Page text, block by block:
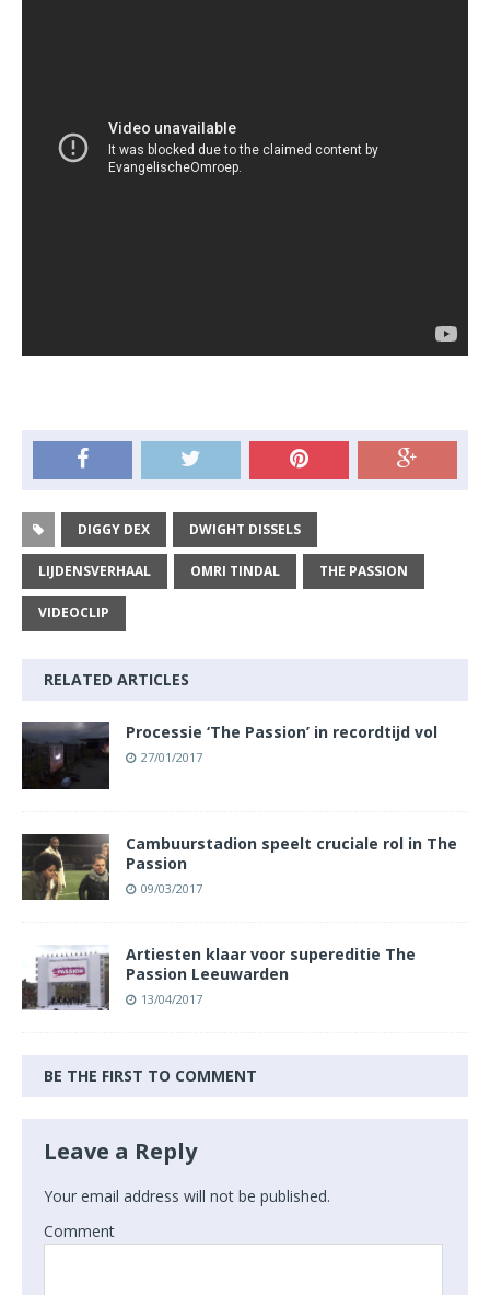
DIGGY DEX DWIGHT DISSELS
LIJDENSVERHAAL OMRI TINDAL THE PASSION
VIDEOCLIP
RELATED ARTICLES
Processie ‘The Passion’ in recordtijd vol
27/01/2017
Cambuurstadion speelt cruciale rol in The
Passion
09/03/2017
Artiesten klaar voor supereditie The
Passion Leeuwarden
13/04/2017
BE THE FIRST TO COMMENT
Leave a Reply
Your email address will not be published.
Comment